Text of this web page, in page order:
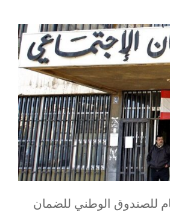
للصندوق الوطني للضمان